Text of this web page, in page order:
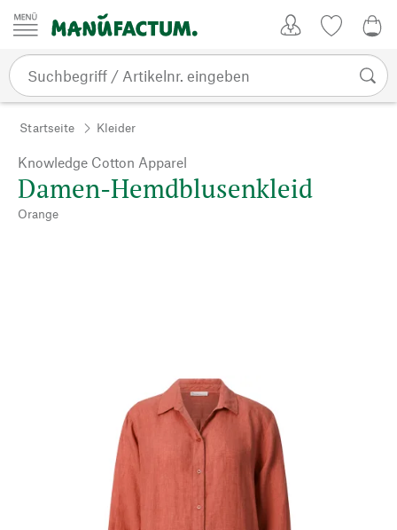
Zum Inhalt springen
Startseite Kleider
Knowledge Cotton Apparel
Damen-Hemdblusenkleid
Orange